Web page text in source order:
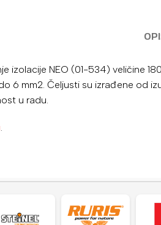
izolacije NEO (01-534) veličine
6 mm2. Čeljusti su izrađene od
u radu.